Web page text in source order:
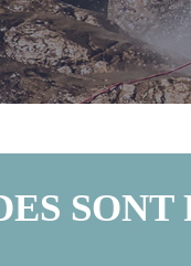
SONT